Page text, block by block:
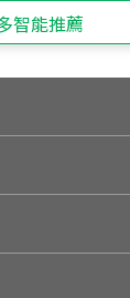
智能推薦